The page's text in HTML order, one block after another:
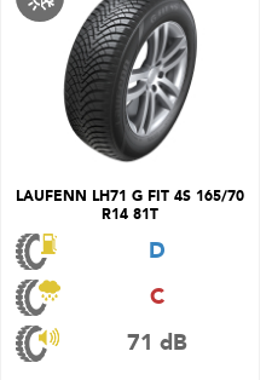
LAUFENN LH71 G FIT 4S 165/70
R14 81T
D
C
71 dB